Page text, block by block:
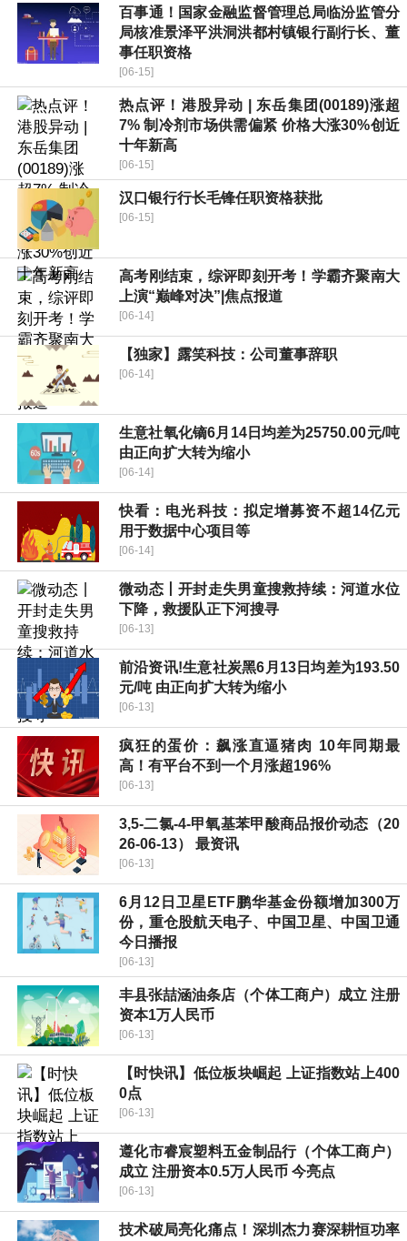
百事通！国家金融监督管理总局临汾监管分
局核准景泽平洪洞洪都村镇银行副行长、董
事任职资格
[06-15]
热点评！港股异动 | 东岳集团(00189)涨超
7% 制冷剂市场供需偏紧 价格大涨30%创近
十年新高
[06-15]
汉口银行行长毛锋任职资格获批
[06-15]
高考刚结束，综评即刻开考！学霸齐聚南大
上演“巅峰对决”|焦点报道
[06-14]
【独家】露笑科技：公司董事辞职
[06-14]
生意社氧化镝6月14日均差为25750.00元/吨
由正向扩大转为缩小
[06-14]
快看：电光科技：拟定增募资不超14亿元
用于数据中心项目等
[06-14]
微动态丨开封走失男童搜救持续：河道水位
下降，救援队正下河搜寻
[06-13]
前沿资讯!生意社炭黑6月13日均差为193.50
元/吨 由正向扩大转为缩小
[06-13]
疯狂的蛋价：飙涨直逼猪肉 10年同期最
高！有平台不到一个月涨超196%
[06-13]
3,5-二氯-4-甲氧基苯甲酸商品报价动态（20
26-06-13） 最资讯
[06-13]
6月12日卫星ETF鹏华基金份额增加300万
份，重仓股航天电子、中国卫星、中国卫通
今日播报
[06-13]
丰县张喆涵油条店（个体工商户）成立 注册
资本1万人民币
[06-13]
【时快讯】低位板块崛起 上证指数站上400
0点
[06-13]
遵化市睿宸塑料五金制品行（个体工商户）
成立 注册资本0.5万人民币 今亮点
[06-13]
技术破局亮化痛点！深圳杰力赛深耕恒功率